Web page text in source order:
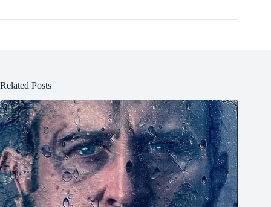
Related Posts